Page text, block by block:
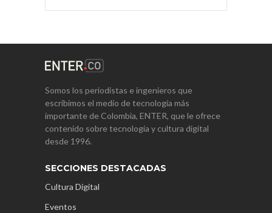
Somos los periodistas e ingenieros que
escribimos el medio de tecnología más
importante de Colombia, ENTER, que le ofrece
contenido sobre tecnología y cultura digital
desde 1996.
SECCIONES DESTACADAS
Cultura Digital
Eventos